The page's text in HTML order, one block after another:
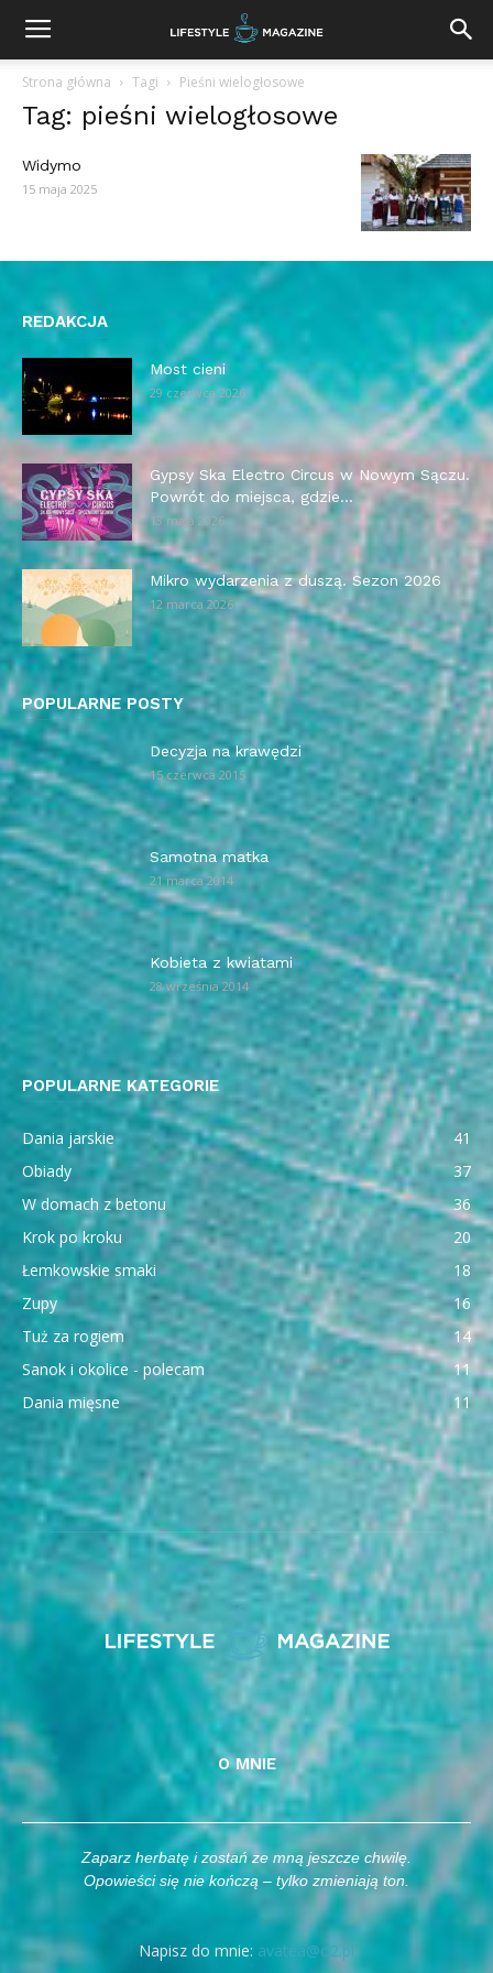
Strona główna Tagi Pieśni wielogłosowe
Tag: pieśni wielogłosowe
Widymo
15 maja 2025
REDAKCJA
Most cieni
29 czerwca 2026
Gypsy Ska Electro Circus w Nowym Sączu.
Powrót do miejsca, gdzie...
13 maja 2026
Mikro wydarzenia z duszą. Sezon 2026
12 marca 2026
POPULARNE POSTY
Decyzja na krawędzi
15 czerwca 2015
Samotna matka
21 marca 2014
Kobieta z kwiatami
28 września 2014
POPULARNE KATEGORIE
Dania jarskie
41
Obiady
37
W domach z betonu
36
Krok po kroku
20
Łemkowskie smaki
18
Zupy
16
Tuż za rogiem
14
Sanok i okolice - polecam
11
Dania mięsne
11
O MNIE
Zaparz herbatę i zostań ze mną jeszcze chwilę.
Opowieści się nie kończą – tylko zmieniają ton.
Napisz do mnie: avatea@o2.pl